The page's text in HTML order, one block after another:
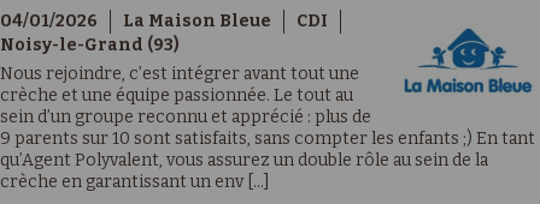
04/01/2026 La Maison Bleue
CDI
Noisy-le-Grand (93)
Nous rejoindre, c’est intégrer avant tout une
crèche et une équipe passionnée. Le tout au
sein d’un groupe reconnu et apprécié : plus de
9 parents sur 10 sont satisfaits, sans compter les enfants ;) En tant
qu’Agent Polyvalent, vous assurez un double rôle au sein de la
crèche en garantissant un env [...]